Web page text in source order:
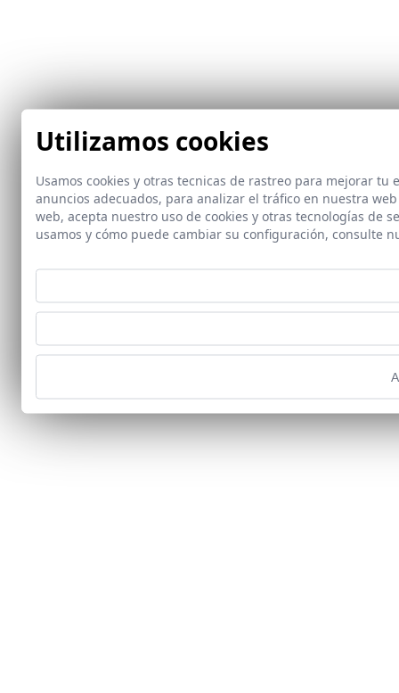
Utilizamos cookies
Usamos cookies y otras tecnicas de rastreo para mejorar
anuncios adecuados, para analizar el tráfico en nuestra
web, acepta nuestro uso de cookies y otras tecnologías de
usamos y cómo puede cambiar su configuración, consulte